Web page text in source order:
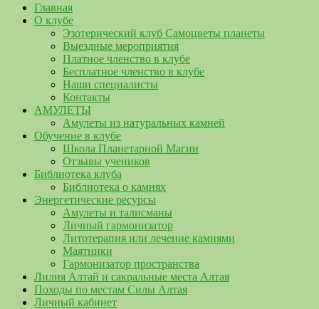
Главная
О клубе
Эзотерический клуб Самоцветы планеты
Выездные мероприятия
Платное членство в клубе
Бесплатное членство в клубе
Наши специалисты
Контакты
АМУЛЕТЫ
Амулеты из натуральных камней
Обучение в клубе
Школа Планетарной Магии
Отзывы учеников
Библиотека клуба
Библиотека о камнях
Энергетические ресурсы
Амулеты и талисманы
Личный гармонизатор
Литотерапия или лечение камнями
Маятники
Гармонизатор пространства
Лилия Алтай и сакральные места Алтая
Походы по местам Силы Алтая
Личный кабинет